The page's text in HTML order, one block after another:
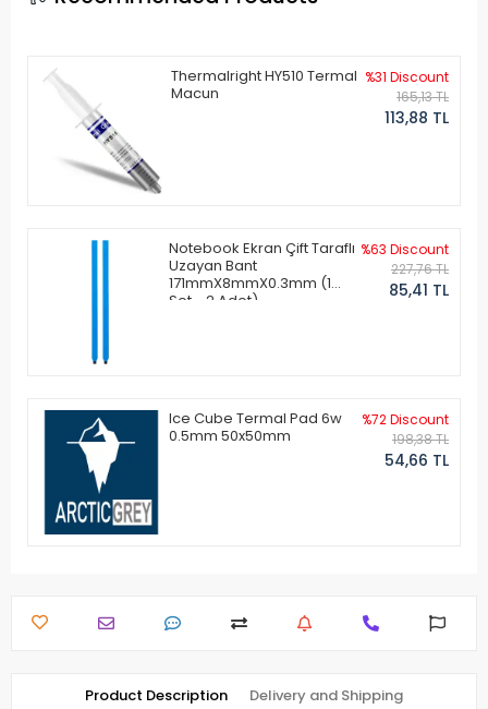
Thermalright HY510 Termal
Macun
%31 Discount
165,13 TL
113,88 TL
Notebook Ekran Çift Taraflı
Uzayan Bant
171mmX8mmX0.3mm (1
Set - 2 Adet)
%63 Discount
227,76 TL
85,41 TL
Ice Cube Termal Pad 6w
0.5mm 50x50mm
%72 Discount
198,38 TL
54,66 TL
Product Description Delivery and Shipping